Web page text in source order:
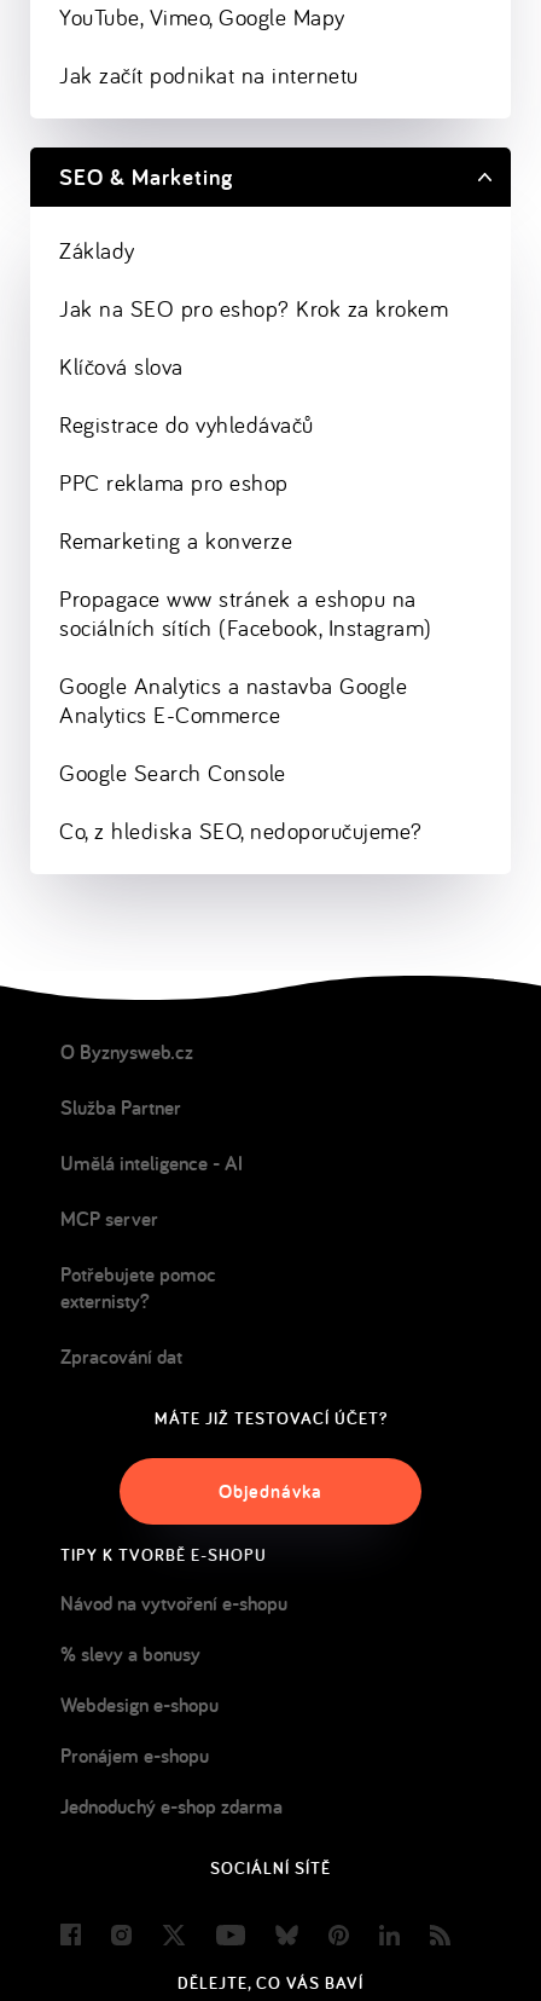
YouTube, Vimeo, Google Mapy
Jak začít podnikat na internetu
SEO & Marketing
Základy
Jak na SEO pro eshop? Krok za krokem
Klíčová slova
Registrace do vyhledávačů
PPC reklama pro eshop
Remarketing a konverze
Propagace www stránek a eshopu na
sociálních sítích (Facebook, Instagram)
Google Analytics a nastavba Google
Analytics E-Commerce
Google Search Console
Co, z hlediska SEO, nedoporučujeme?
O Byznysweb.cz
Služba Partner
Umělá inteligence - AI
MCP server
Potřebujete pomoc
externisty?
Zpracování dat
MÁTE JIŽ TESTOVACÍ ÚČET?
Objednávka
TIPY K TVORBĚ E-SHOPU
Návod na vytvoření e-shopu
% slevy a bonusy
Webdesign e-shopu
Pronájem e-shopu
Jednoduchý e-shop zdarma
SOCIÁLNÍ SÍTĚ
FacebookInstagram
Twitter YoutubeBlueskyPinterestLinkedIn
DĚLEJTE, CO VÁS BAVÍ